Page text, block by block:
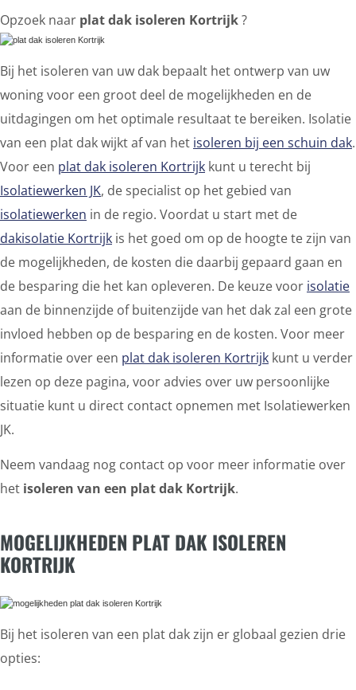
Opzoek naar plat dak isoleren Kortrijk?
Bij het isoleren van uw dak bepaalt het ontwerp van uw
woning voor een groot deel de mogelijkheden en de
uitdagingen om het optimale resultaat te bereiken. Isolatie
van een plat dak wijkt af van het isoleren bij een schuin dak.
Voor een plat dak isoleren Kortrijk kunt u terecht bij
Isolatiewerken JK, de specialist op het gebied van
isolatiewerken in de regio. Voordat u start met de
dakisolatie Kortrijk is het goed om op de hoogte te zijn van
de mogelijkheden, de kosten die daarbij gepaard gaan en
de besparing die het kan opleveren. De keuze voor isolatie
aan de binnenzijde of buitenzijde van het dak zal een grote
invloed hebben op de besparing en de kosten. Voor meer
informatie over een plat dak isoleren Kortrijk kunt u verder
lezen op deze pagina, voor advies over uw persoonlijke
situatie kunt u direct contact opnemen met Isolatiewerken
JK.
Neem vandaag nog contact op voor meer informatie over
het isoleren van een plat dak Kortrijk.
MOGELIJKHEDEN PLAT DAK ISOLEREN
KORTRIJK
Bij het isoleren van een plat dak zijn er globaal gezien drie
opties: